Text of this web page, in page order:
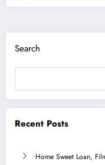
Search
Recent Posts
Home Sweet Loan,